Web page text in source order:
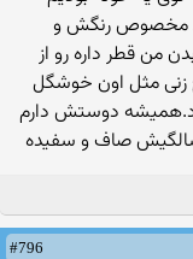
مخصوص رنگش و
من قطر داره رو از
زنی مثل اون خوشگل
دوستش دارم
#796